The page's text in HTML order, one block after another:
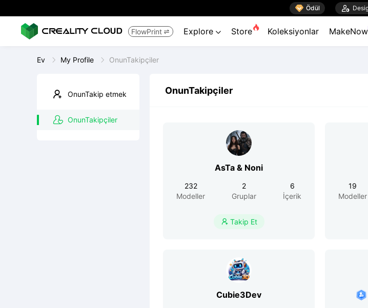
 Ödül 
FlowPrint  Explore  Store Koleksiyonlar MakeNow
Ev My Profile OnunTakipçiler
OnunTakip etmek
OnunTakipçiler
OnunTakipçiler
AsTa & Noni
232
Modeller
2
Gruplar
6
İçerik
 Takip Et
19
Modeller
Cubie3Dev